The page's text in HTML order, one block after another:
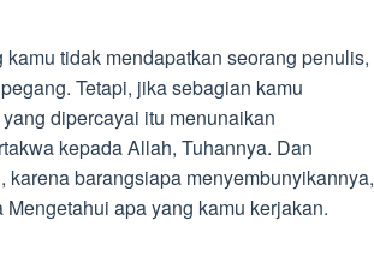
tidak mendapatkan seorang penulis,
Tetapi, jika sebagian kamu
dipercayai itu menunaikan
kepada Allah, Tuhannya. Dan
barangsiapa menyembunyikannya,
apa yang kamu kerjakan.